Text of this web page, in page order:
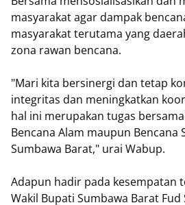
masyarakat agar dampak
masyarakat terutama yang
zona rawan bencana.
"Mari kita bersinergi dan tetap
integritas dan meningkatkan
hal ini merupakan tugas
Bencana Alam maupun Bencana
Sumbawa Barat," urai Wabup.
Adapun hadir pada kesempatan
Wakil Bupati Sumbawa Barat Fud